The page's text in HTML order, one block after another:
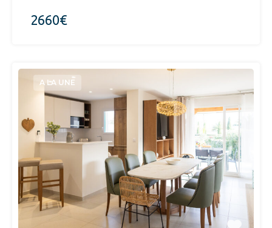
2660€
A LA UNE